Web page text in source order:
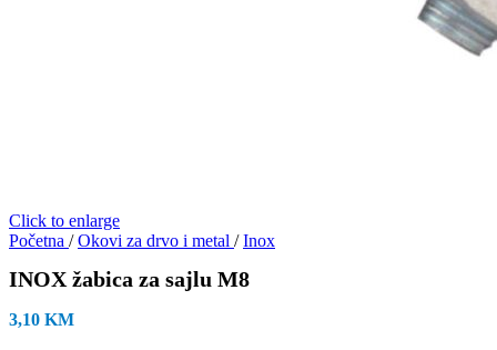
Click to enlarge
Početna / Okovi za drvo i metal / Inox
INOX žabica za sajlu M8
3,10 KM